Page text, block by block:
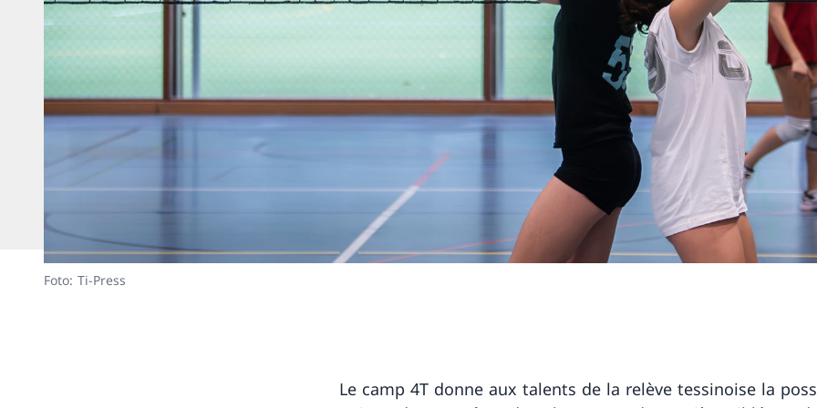
Foto: Ti-Press
Le camp 4T donne aux talents de la relève tessinoise la